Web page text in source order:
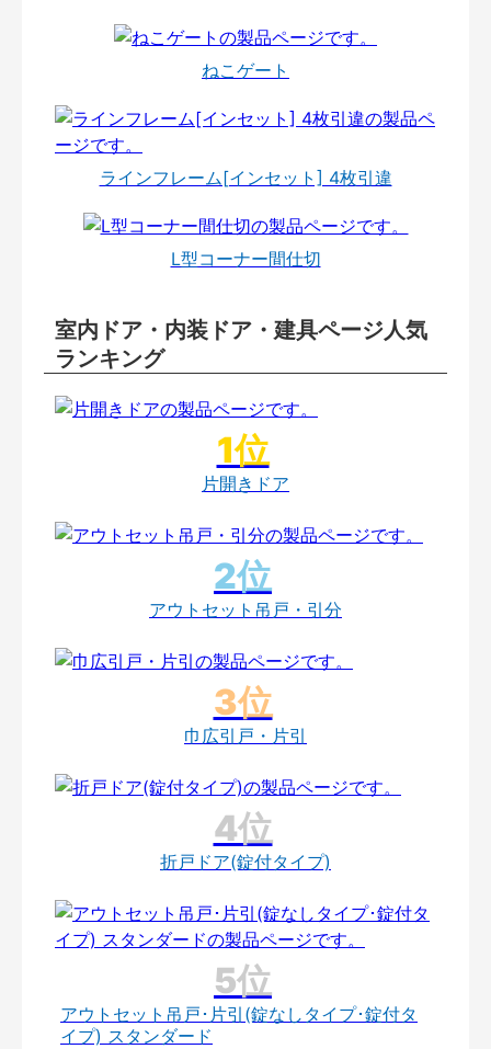
ねこゲート
ラインフレーム[インセット] 4枚引違
L型コーナー間仕切
室内ドア・内装ドア・建具ページ人気
ランキング
片開きドア
アウトセット吊戸・引分
巾広引戸・片引
折戸ドア(錠付タイプ)
アウトセット吊戸･片引(錠なしタイプ･錠付タ
イプ) スタンダード